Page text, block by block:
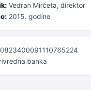
Vedran Mirčeta, direktor
2015. godine
banka